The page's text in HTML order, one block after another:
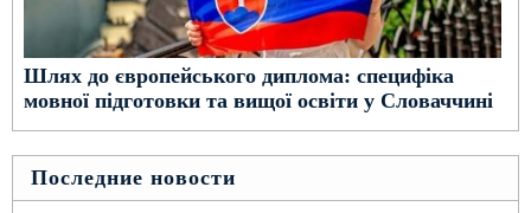
Шлях до європейського диплома: специфіка
мовної підготовки та вищої освіти у Словаччині
Последние новости